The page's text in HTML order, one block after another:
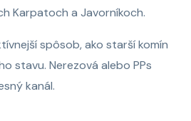
Karpatoch a Javorníkoch.
spôsob, ako starší komín
stavu. Nerezová alebo PPs
kanál.